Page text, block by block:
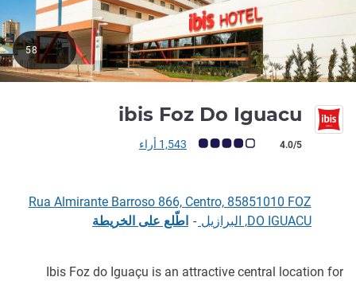
ibis Foz Do Iguacu
ملاحظة أراء العملاء (رأي ALL)
4.0/5 1,543 أراء
58
Rua Almirante Barroso 866, Centro, 85851010 FOZ
DO IGUACU, البرازيل
- اطّلع على الخريطة
Ibis Foz do Iguaçu is an attractive central location for